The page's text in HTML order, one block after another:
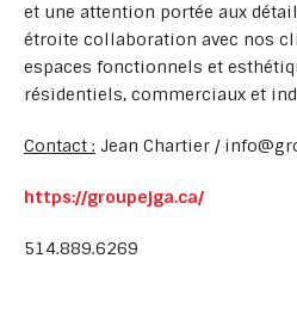
et une attention portée aux
étroite collaboration avec nos
espaces fonctionnels et
résidentiels, commerciaux et
Contact : Jean Chartier /
https://groupejga.ca/
514.889.6269